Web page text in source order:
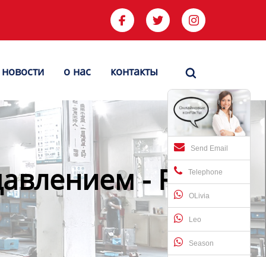
  
новости о нас контакты 
Send Email
Telephone
OLivia
Leo
Season
- Runke-